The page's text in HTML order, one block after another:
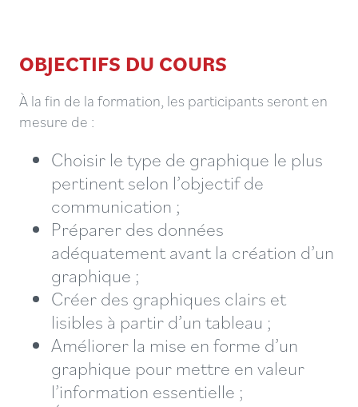
OBJECTIFS DU COURS
À la fin de la formation, les participants seront en
mesure de :
Choisir le type de graphique le plus
pertinent selon l’objectif de
communication ;
Préparer des données
adéquatement avant la création d’un
graphique ;
Créer des graphiques clairs et
lisibles à partir d’un tableau ;
Améliorer la mise en forme d’un
graphique pour mettre en valeur
l’information essentielle ;